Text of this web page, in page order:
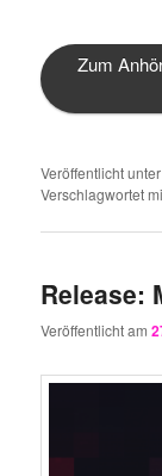
Zum
Veröffentlicht unter
Verschlagwortet
Release:
Veröffentlicht am